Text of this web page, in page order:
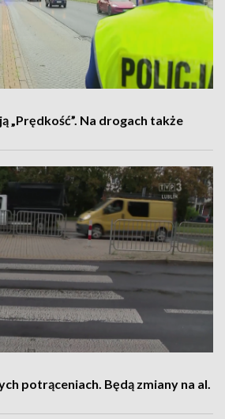
„Prędkość”. Na drogach także
potrąceniach. Będą zmiany na al.